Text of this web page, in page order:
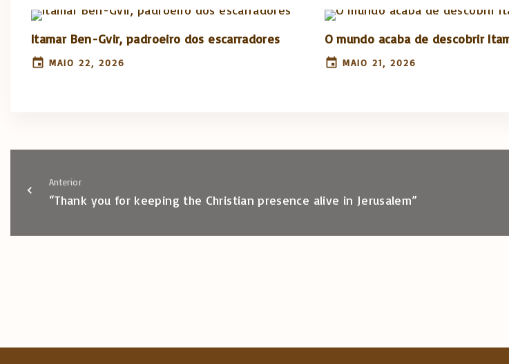
Itamar Ben-Gvir, padroeiro dos escarradores
MAIO 22, 2026
O mundo acaba de descobrir
MAIO 21, 2026
Anterior
“Thank you for keeping the Christian presence alive in Jerusalem”